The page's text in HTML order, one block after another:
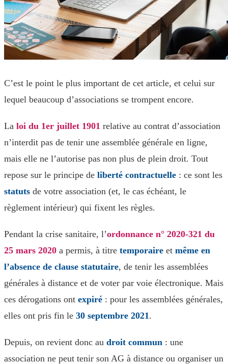
C’est le point le plus important de cet article, et celui sur
lequel beaucoup d’associations se trompent encore.
La loi du 1er juillet 1901 relative au contrat d’association
n’interdit pas de tenir une assemblée générale en ligne,
mais elle ne l’autorise pas non plus de plein droit. Tout
repose sur le principe de liberté contractuelle : ce sont les
statuts de votre association (et, le cas échéant, le
règlement intérieur) qui fixent les règles.
Pendant la crise sanitaire, l’ordonnance n° 2020-321 du
25 mars 2020 a permis, à titre temporaire et même en
l’absence de clause statutaire, de tenir les assemblées
générales à distance et de voter par voie électronique. Mais
ces dérogations ont expiré : pour les assemblées générales,
elles ont pris fin le 30 septembre 2021.
Depuis, on revient donc au droit commun : une
association ne peut tenir son AG à distance ou organiser un